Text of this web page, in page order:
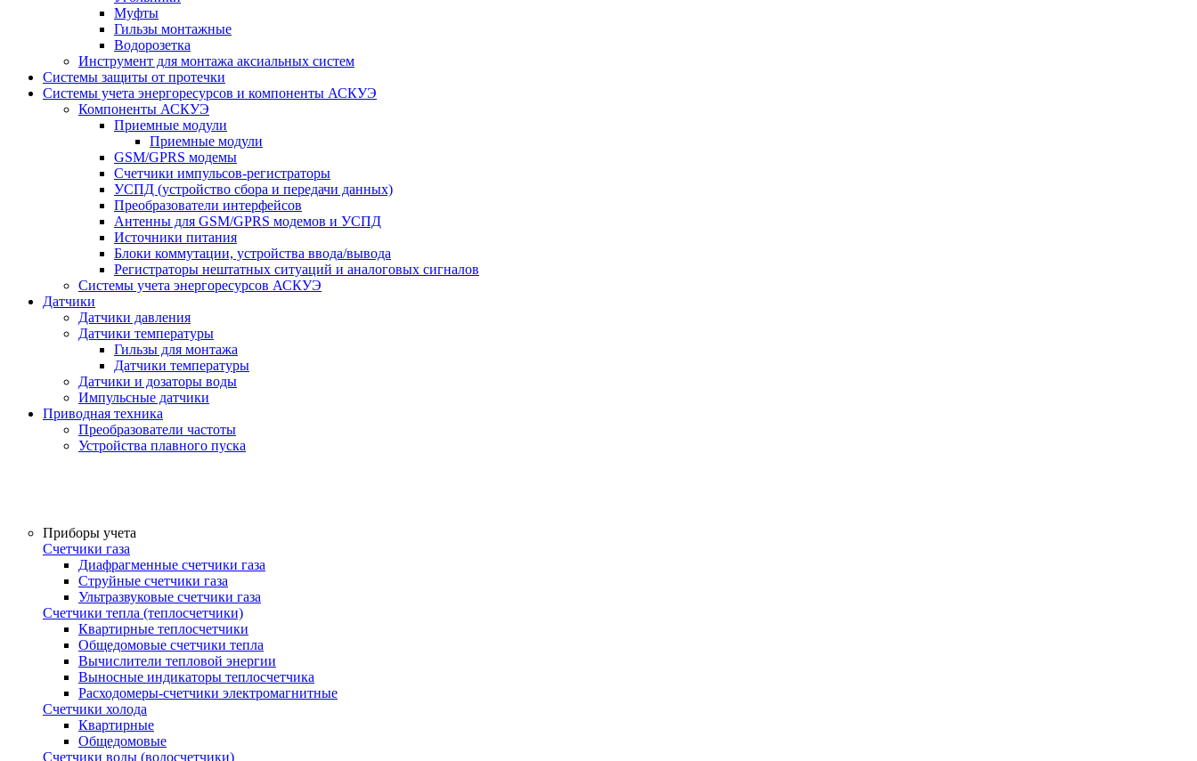
Муфты
Гильзы монтажные
Водорозетка
Инструмент для монтажа аксиальных систем
Системы защиты от протечки
Системы учета энергоресурсов и компоненты АСКУЭ
Компоненты АСКУЭ
Приемные модули
Приемные модули
GSM/GPRS модемы
Счетчики импульсов-регистраторы
УСПД (устройство сбора и передачи данных)
Преобразователи интерфейсов
Антенны для GSM/GPRS модемов и УСПД
Источники питания
Блоки коммутации, устройства ввода/вывода
Регистраторы нештатных ситуаций и аналоговых сигналов
Системы учета энергоресурсов АСКУЭ
Датчики
Датчики давления
Датчики температуры
Гильзы для монтажа
Датчики температуры
Датчики и дозаторы воды
Импульсные датчики
Приводная техника
Преобразователи частоты
Устройства плавного пуска
Приборы учета
Счетчики газа
Диафрагменные счетчики газа
Струйные счетчики газа
Ультразвуковые счетчики газа
Счетчики тепла (теплосчетчики)
Квартирные теплосчетчики
Общедомовые счетчики тепла
Вычислители тепловой энергии
Выносные индикаторы теплосчетчика
Расходомеры-счетчики электромагнитные
Счетчики холода
Квартирные
Общедомовые
Счетчики воды (водосчетчики)